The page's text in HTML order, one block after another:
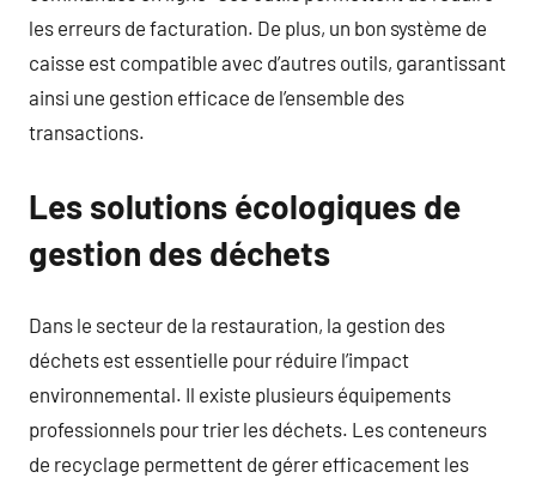
les erreurs de facturation. De plus, un bon système de
caisse est compatible avec d’autres outils, garantissant
ainsi une gestion efficace de l’ensemble des
transactions.
Les solutions écologiques de
gestion des déchets
Dans le secteur de la restauration, la gestion des
déchets est essentielle pour réduire l’impact
environnemental. Il existe plusieurs équipements
professionnels pour trier les déchets. Les conteneurs
de recyclage permettent de gérer efficacement les